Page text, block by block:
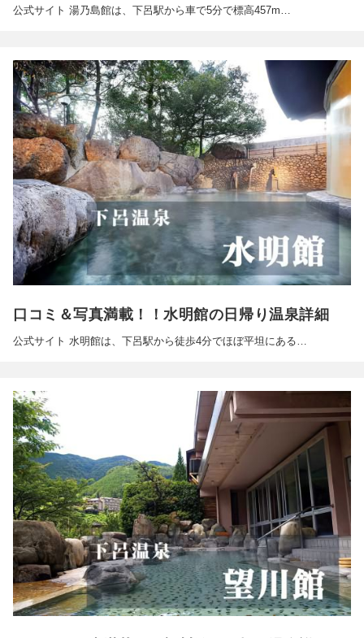
公式サイト 湯乃島館は、下呂駅から車で5分で標高457m…
口コミ＆写真満載！！水明館の日帰り温泉詳細
公式サイト 水明館は、下呂駅から徒歩4分でほぼ平坦にある…